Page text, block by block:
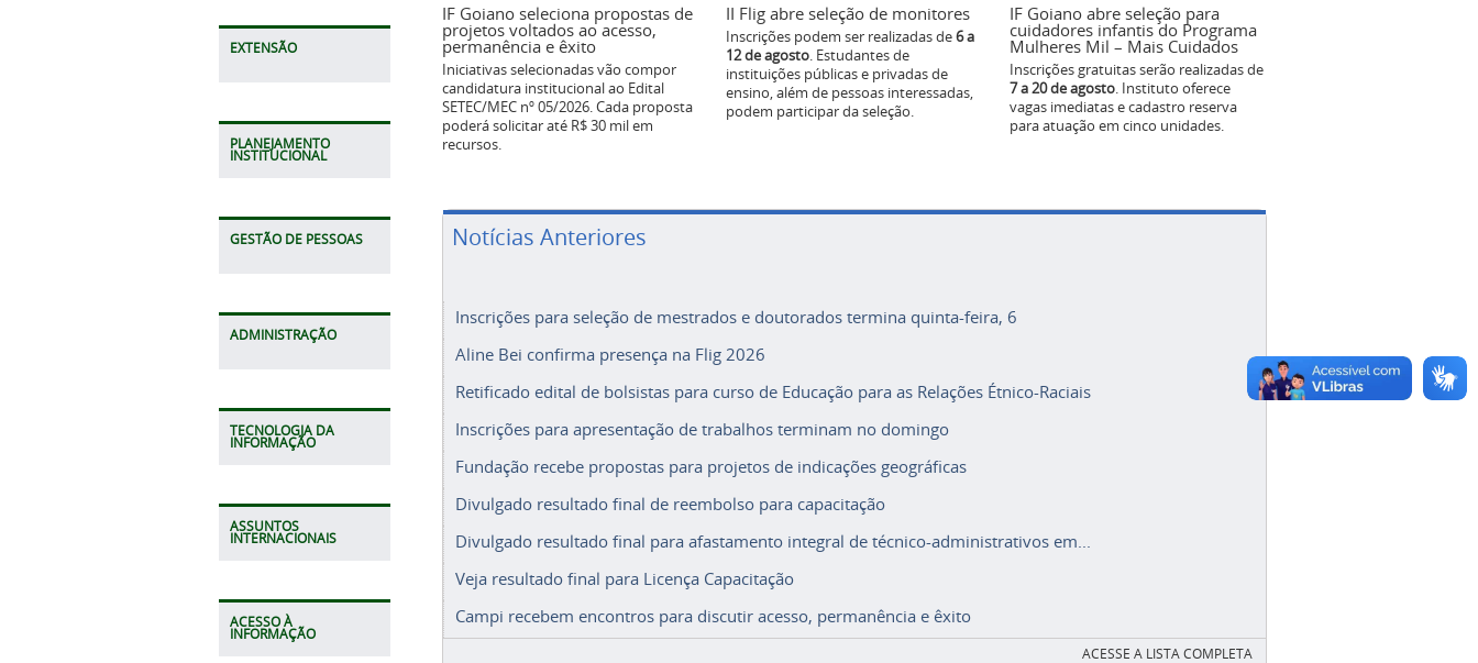
EXTENSÃO
PLANEJAMENTO
INSTITUCIONAL
GESTÃO DE PESSOAS
ADMINISTRAÇÃO
TECNOLOGIA DA
INFORMAÇÃO
ASSUNTOS
INTERNACIONAIS
ACESSO À
INFORMAÇÃO
IF Goiano seleciona propostas de
projetos voltados ao acesso,
permanência e êxito
Iniciativas selecionadas vão compor
candidatura institucional ao Edital
SETEC/MEC nº 05/2026. Cada proposta
poderá solicitar até R$ 30 mil em
recursos.
II Flig abre seleção de monitores
Inscrições podem ser realizadas de6 a
12 de agosto. Estudantes de
instituições públicas e privadas de
ensino, além de pessoas interessadas,
podem participar da seleção.
IF Goiano abre seleção para
cuidadores infantis do Programa
Mulheres Mil – Mais Cuidados
Inscrições gratuitas serão realizadas de
7 a 20 de agosto. Instituto oferece
vagas imediatas e cadastro reserva
para atuação em cinco unidades.
Notícias Anteriores
Inscrições para seleção de mestrados e doutorados termina quinta-feira, 6
Aline Bei confirma presença na Flig 2026
Retificado edital de bolsistas para curso de Educação para as Relações Étnico-Raciais
Inscrições para apresentação de trabalhos terminam no domingo
Fundação recebe propostas para projetos de indicações geográficas
Divulgado resultado final de reembolso para capacitação
Divulgado resultado final para afastamento integral de técnico-administrativos em...
Veja resultado final para Licença Capacitação
Campi recebem encontros para discutir acesso, permanência e êxito
ACESSE A LISTA COMPLETA